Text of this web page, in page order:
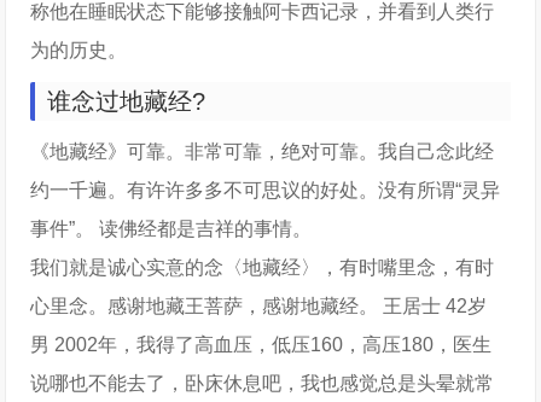
称他在睡眠状态下能够接触阿卡西记录，并看到人类行
为的历史。
谁念过地藏经?
《地藏经》可靠。非常可靠，绝对可靠。我自己念此经
约一千遍。有许许多多不可思议的好处。没有所谓“灵异
事件”。 读佛经都是吉祥的事情。
我们就是诚心实意的念〈地藏经〉，有时嘴里念，有时
心里念。感谢地藏王菩萨，感谢地藏经。 王居士 42岁
男 2002年，我得了高血压，低压160，高压180，医生
说哪也不能去了，卧床休息吧，我也感觉总是头晕就常